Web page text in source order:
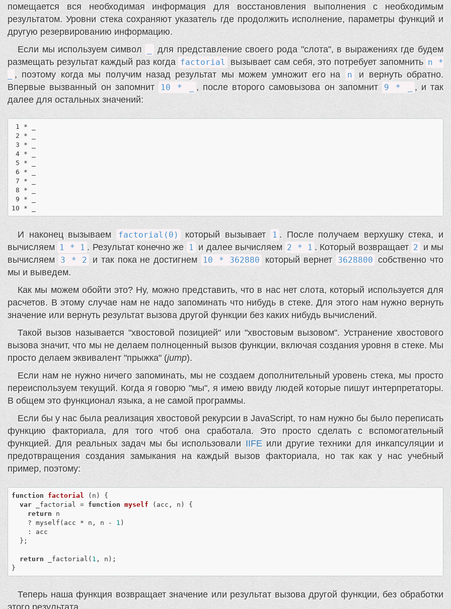
помещается вся необходимая информация для восстановления выполнения с необходимым
результатом. Уровни стека сохраняют указатель где продолжить исполнение, параметры функций и
другую резервированию информацию.
Если мы используем символ
для представление своего рода "слота", в выражениях где будем
размещать результат каждый раз когда factorial вызывает сам себя, это потребует запомнить n *
, поэтому когда мы получим назад результат мы можем умножит его на n
и вернуть обратно.
Впервые вызванный он запомнит
10 * _ , после второго самовызова он запомнит 9 * _
, и так
далее для остальных значений:
10 * _
И наконец вызываем factorial(0) который вызывает 1 . После получаем верхушку стека, и
вычисляем 1 * 1 . Результат конечно же 1 и далее вычисляем 2 * 1 . Который возвращает 2
и мы
вычисляем
3 * 2 и так пока не достигнем 10 * 362880 который вернет 3628800 собственно что
мы и выведем.
Как мы можем обойти это? Ну, можно представить, что в нас нет слота, который используется для
расчетов. В этому случае нам не надо запоминать что нибудь в стеке. Для этого нам нужно вернуть
значение или вернуть результат вызова другой функции без каких нибудь вычислений.
Такой вызов называется "хвостовой позицией" или "хвостовым вызовом". Устранение хвостового
вызова значит, что мы не делаем полноценный вызов функции, включая создания уровня в стеке. Мы
просто делаем эквивалент "прыжка" (jump).
Если нам не нужно ничего запоминать, мы не создаем дополнительный уровень стека, мы просто
переиспользуем текущий. Когда я говорю "мы", я имею ввиду людей которые пишут интерпретаторы.
В общем это функционал языка, а не самой программы.
Если бы у нас была реализация хвостовой рекурсии в JavaScript, то нам нужно бы было переписать
функцию факториала, для того чтоб она сработала. Это просто сделать с вспомогательный
функцией. Для реальных задач мы бы использовали IIFEили другие техники для инкапсуляции и
предотвращения создания замыкания на каждый вызов факториала, но так как у нас учебный
пример, поэтому:
function factorial ( n ) {
var _factorial = function myself ( acc, n ) {
return n
    ? myself(acc * n, n -
1 )
return _factorial( 1 , n);
}
Теперь наша функция возвращает значение или результат вызова другой функции, без обработки